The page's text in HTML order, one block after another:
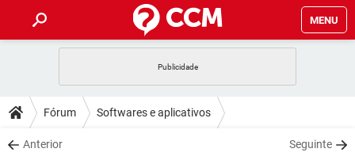
MENU
CELULAR FACEBOOK
OUTLOOK
DICAS
JOGOS WHATSAPP
DOWNLOADS
Fórum Softwares e aplicativos
Anterior Seguinte